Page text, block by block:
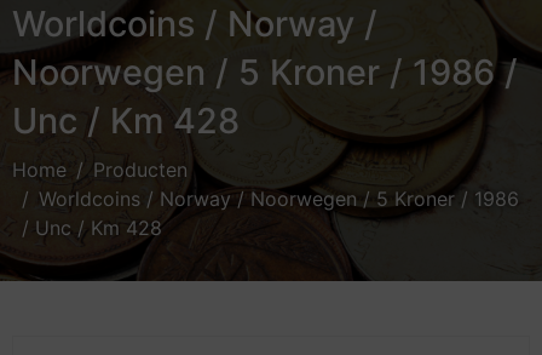
Worldcoins / Norway /
Noorwegen / 5 Kroner / 1986 /
Unc / Km 428
Home
Producten
Worldcoins / Norway / Noorwegen / 5 Kroner / 1986
/ Unc / Km 428